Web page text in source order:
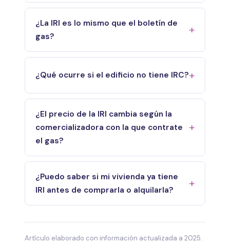
¿La IRI es lo mismo que el boletín de
gas?
¿Qué ocurre si el edificio no tiene IRC?
¿El precio de la IRI cambia según la
comercializadora con la que contrate
el gas?
¿Puedo saber si mi vivienda ya tiene
IRI antes de comprarla o alquilarla?
Artículo elaborado con información actualizada a 2025.